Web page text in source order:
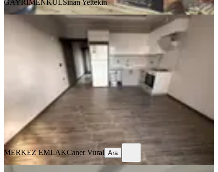
GAYRİMENKULSinan Yeltekin
Atatürk Mahallesinde Lüks 1+1
Satılık Daire Fırsat!!!
Bergama, Atatürk Mahallesi
1+1
·50 m² Yüksek giriş ·05.08.2026
2.800.000 ₺
MERKEZ EMLAK Caner Vural
Ara
MERKEZ EMLAKCaner Vural Ara